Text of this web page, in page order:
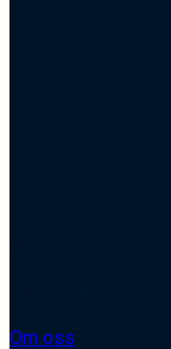
Om oss